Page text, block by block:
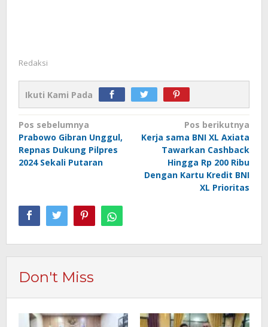
Redaksi
Ikuti Kami Pada
Navigasi
pos
Pos sebelumnya
Prabowo Gibran Unggul,
Repnas Dukung Pilpres
2024 Sekali Putaran
Pos berikutnya
Kerja sama BNI XL Axiata
Tawarkan Cashback
Hingga Rp 200 Ribu
Dengan Kartu Kredit BNI
XL Prioritas
Don't Miss